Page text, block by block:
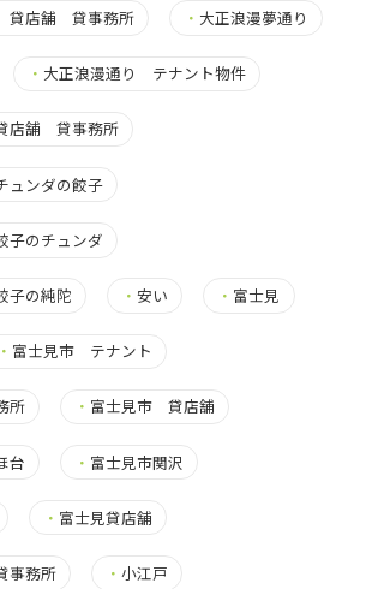
貸店舗 貸事務所 ・ 大正浪漫夢通り
・ 大正浪漫通り テナント物件
店舗 貸事務所
ンダの餃子
のチュンダ
の純陀 ・安い ・ 富士見
・ 富士見市 テナント
所 ・ 富士見市 貸店舗
台 ・ 富士見市関沢
・ 富士見貸店舗
事務所 ・小江戸